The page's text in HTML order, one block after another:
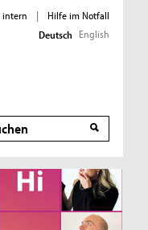
intern |
Hilfe im Notfall
Deutsch English